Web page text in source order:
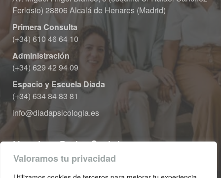
Valoramos tu privacidad
Ferlosio) 28806 Alcalá de Henares (Madrid)
Primera Consulta
(+34) 610 46 64 10
Administración
(+34) 629 42 94 09
Espacio y Escuela Diada
(+34) 634 84 83 81
info@diadapsicologia.e
Nuestras Redes Sociale